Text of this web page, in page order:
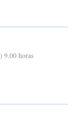
9.00 horas